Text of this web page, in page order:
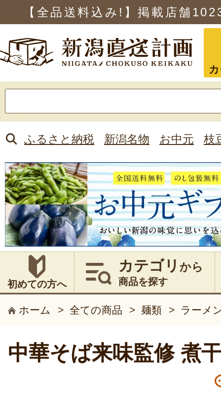
【全品送料込み!】掲載店舗
索:
ふるさと納税 新潟名物 お中元 枝
初めての方へ
カテゴリ から
商品を探す
ホーム > 全ての商品 > 麺類 > ラーメ
中華そば来味監修 煮